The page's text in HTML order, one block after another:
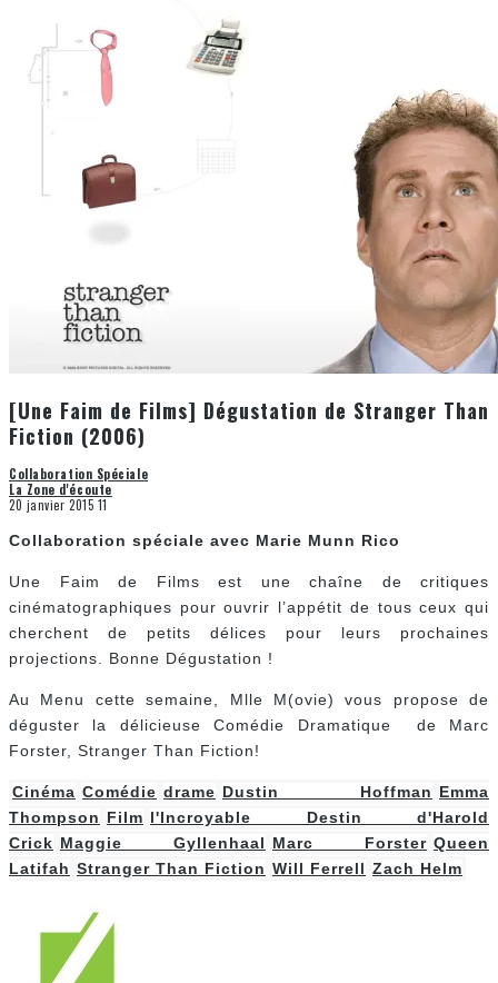
[Une Faim de Films] Dégustation de Stranger Than
Fiction (2006)
Collaboration Spéciale
La Zone d'écoute
20 janvier 2015 11
Collaboration spéciale avec Marie Munn Rico
Une Faim de Films est une chaîne de critiques
cinématographiques pour ouvrir l’appétit de tous ceux qui
cherchent de petits délices pour leurs prochaines
projections. Bonne Dégustation !
Au Menu cette semaine, Mlle M(ovie) vous propose de
déguster la délicieuse Comédie Dramatique de Marc
Forster, Stranger Than Fiction!
Cinéma Comédie drame Dustin Hoffman Emma
Thompson Film l'Incroyable Destin d'Harold
Crick Maggie Gyllenhaal Marc Forster Queen
Latifah Stranger Than Fiction Will Ferrell Zach Helm